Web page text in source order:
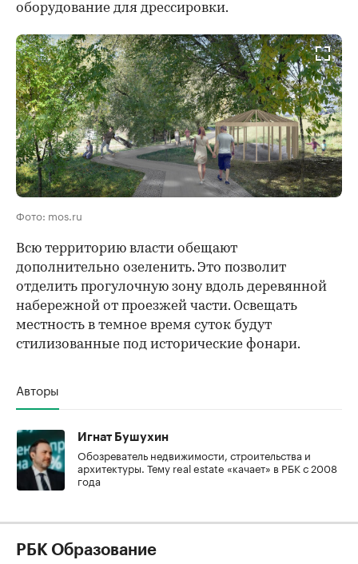
оборудование для дрессировки.
Фото: mos.ru
Всю территорию власти обещают
дополнительно озеленить. Это позволит
отделить прогулочную зону вдоль деревянной
набережной от проезжей части. Освещать
местность в темное время суток будут
стилизованные под исторические фонари.
Авторы
Игнат Бушухин
Обозреватель недвижимости, строительства и
архитектуры. Тему real estate «качает» в РБК с 2008
года
РБК Образование